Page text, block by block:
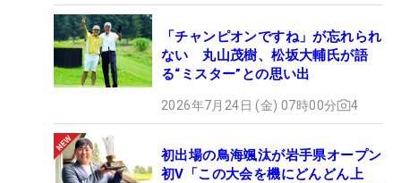
「チャンピオンですね」が忘れられ
ない 丸山茂樹、松坂大輔氏が語
る“ミスター”との思い出
2026年7月24日 (金) 07時00分 4
初出場の鳥海颯汰が岩手県オープン
初V「この大会を機にどんどん上